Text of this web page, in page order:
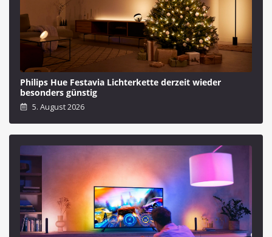
Philips Hue Festavia Lichterkette derzeit wieder
besonders günstig
5. August 2026